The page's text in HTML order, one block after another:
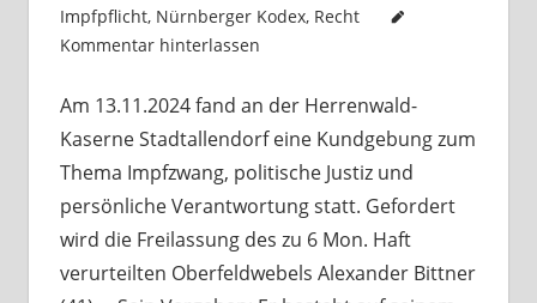
Impfpflicht, Nürnberger Kodex, Recht
Kommentar hinterlassen
Am 13.11.2024 fand an der Herrenwald-
Kaserne Stadtallendorf eine Kundgebung zum
Thema Impfzwang, politische Justiz und
persönliche Verantwortung statt. Gefordert
wird die Freilassung des zu 6 Mon. Haft
verurteilten Oberfeldwebels Alexander Bittner